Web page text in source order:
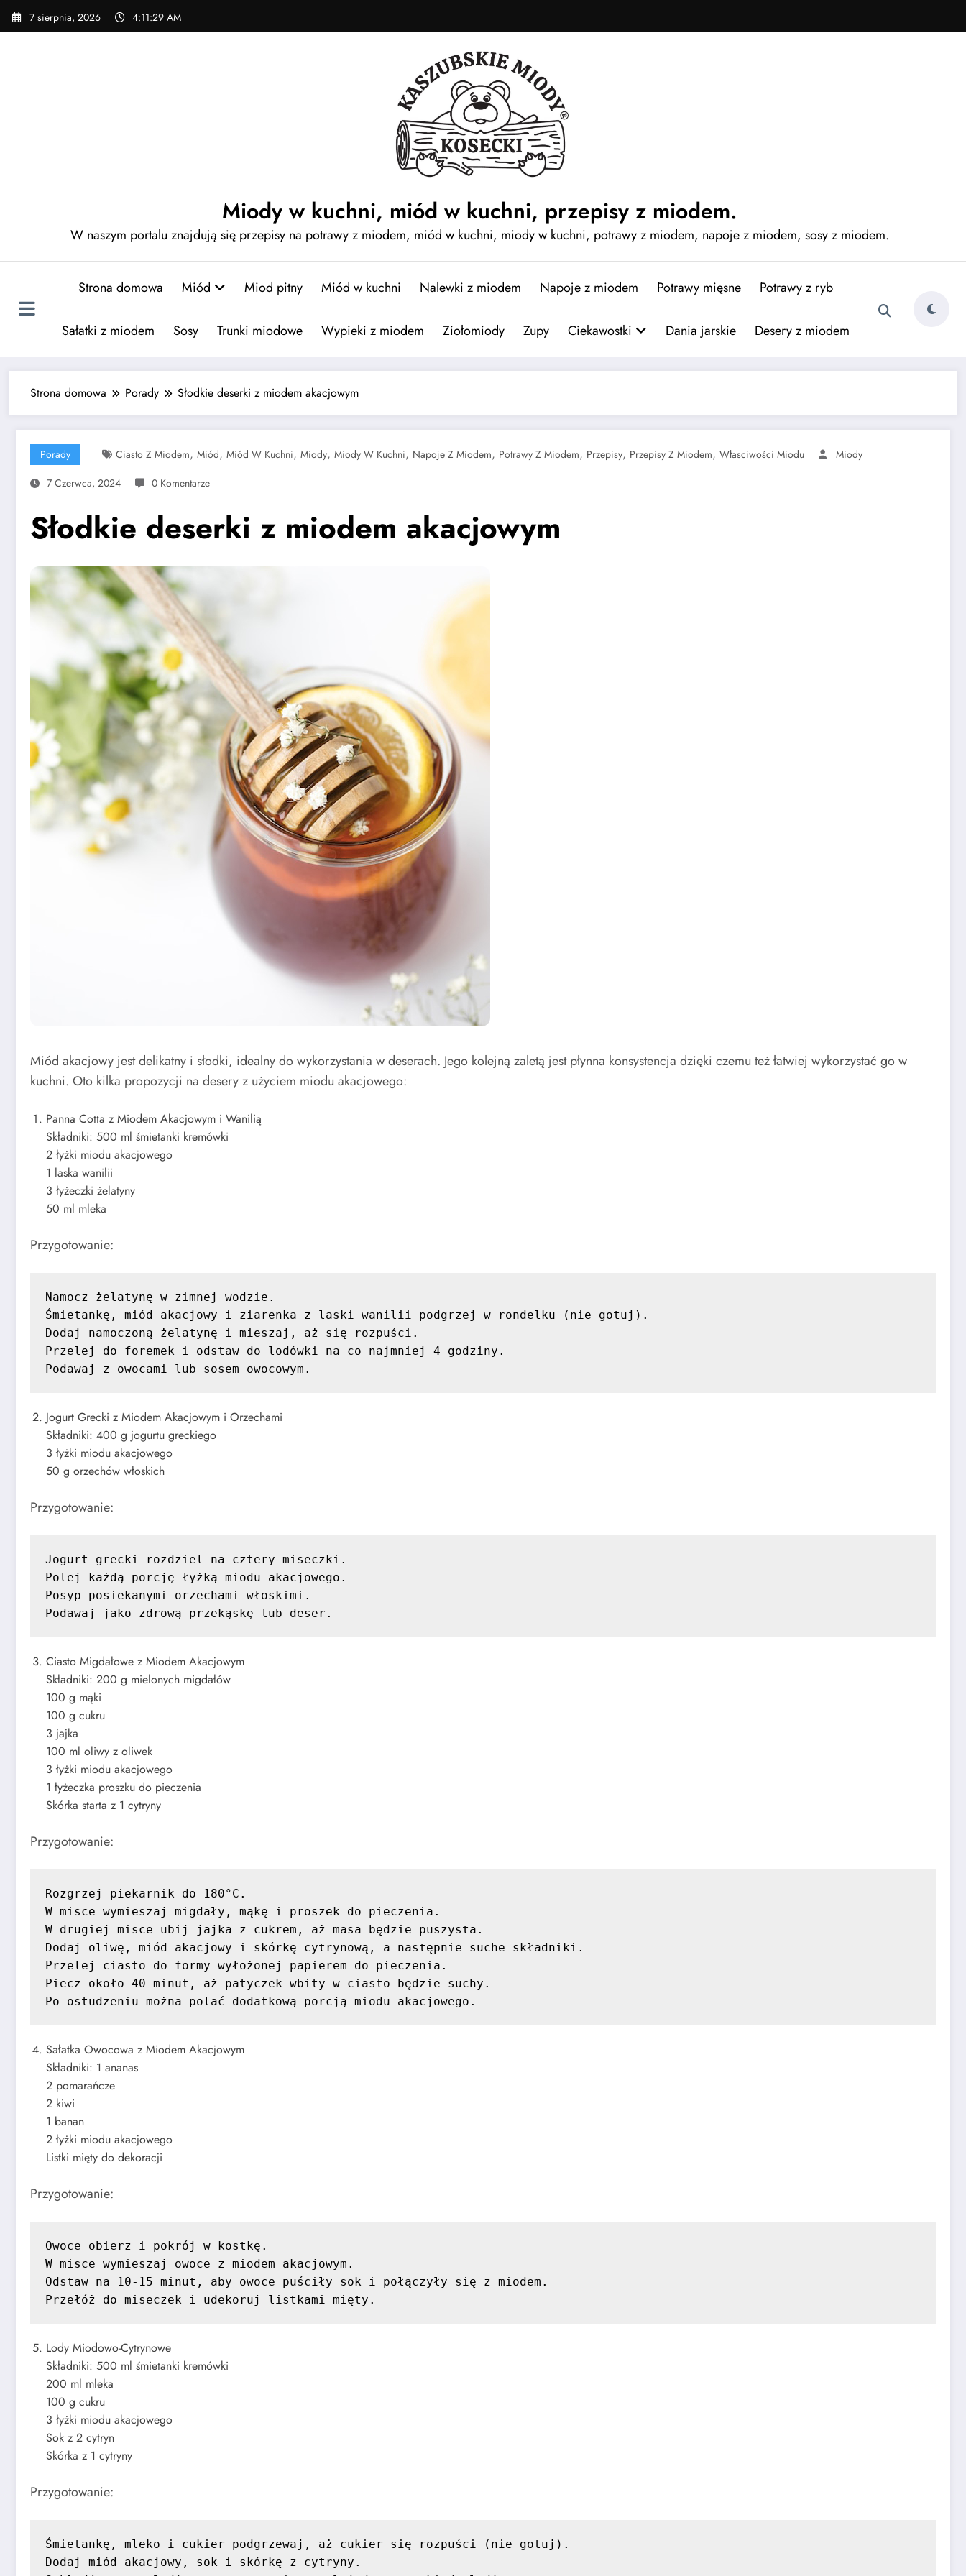
Skip
7 sierpnia, 2026 4:11:30 AM
Miody w kuchni, miód w kuchni, przepisy z miodem.
W naszym portalu znajdują się przepisy na potrawy z miodem, miód w kuchni, miody w kuchni, potrawy z miodem, napoje z miodem, sosy z miodem.
Strona domowa Miód Miod pitny Miód w kuchni Nalewki z miodem Napoje z miodem Potrawy mięsne Potrawy z ryb
Sałatki z miodem Sosy Trunki miodowe Wypieki z miodem Ziołomiody Zupy Ciekawostki Dania jarskie Desery z miodem
Strona domowa Porady Słodkie deserki z miodem akacjowym
Porady Ciasto Z Miodem, Miód, Miód W Kuchni, Miody, Miody W Kuchni, Napoje Z Miodem, Potrawy Z Miodem, Przepisy, Przepisy Z Miodem, Własciwości Miodu
Miody
7 Czerwca, 2024
0 Komentarze
Słodkie deserki z miodem akacjowym
Miód akacjowy jest delikatny i słodki, idealny do wykorzystania w deserach. Jego kolejną zaletą jest płynna konsystencja dzięki czemu też łatwiej wykorzystać go w
kuchni. Oto kilka propozycji na desery z użyciem miodu akacjowego:
Panna Cotta z Miodem Akacjowym i Wanilią
Składniki: 500 ml śmietanki kremówki
2 łyżki miodu akacjowego
1 laska wanilii
3 łyżeczki żelatyny
50 ml mleka
Przygotowanie:
Namocz żelatynę w zimnej wodzie.
Śmietankę, miód akacjowy i ziarenka z laski wanilii podgrzej w rondelku (nie gotuj).
Dodaj namoczoną żelatynę i mieszaj, aż się rozpuści.
Przelej do foremek i odstaw do lodówki na co najmniej 4 godziny.
Podawaj z owocami lub sosem owocowym.
Jogurt Grecki z Miodem Akacjowym i Orzechami
Składniki: 400 g jogurtu greckiego
3 łyżki miodu akacjowego
50 g orzechów włoskich
Przygotowanie:
Jogurt grecki rozdziel na cztery miseczki.
Polej każdą porcję łyżką miodu akacjowego.
Posyp posiekanymi orzechami włoskimi.
Podawaj jako zdrową przekąskę lub deser.
Ciasto Migdałowe z Miodem Akacjowym
Składniki: 200 g mielonych migdałów
100 g mąki
100 g cukru
3 jajka
100 ml oliwy z oliwek
3 łyżki miodu akacjowego
1 łyżeczka proszku do pieczenia
Skórka starta z 1 cytryny
Przygotowanie:
Rozgrzej piekarnik do 180°C.
W misce wymieszaj migdały, mąkę i proszek do pieczenia.
W drugiej misce ubij jajka z cukrem, aż masa będzie puszysta.
Dodaj oliwę, miód akacjowy i skórkę cytrynową, a następnie suche składniki.
Przelej ciasto do formy wyłożonej papierem do pieczenia.
Piecz około 40 minut, aż patyczek wbity w ciasto będzie suchy.
Po ostudzeniu można polać dodatkową porcją miodu akacjowego.
Sałatka Owocowa z Miodem Akacjowym
Składniki: 1 ananas
2 pomarańcze
2 kiwi
1 banan
2 łyżki miodu akacjowego
Listki mięty do dekoracji
Przygotowanie:
Owoce obierz i pokrój w kostkę.
W misce wymieszaj owoce z miodem akacjowym.
Odstaw na 10-15 minut, aby owoce puściły sok i połączyły się z miodem.
Przełóż do miseczek i udekoruj listkami mięty.
Lody Miodowo-Cytrynowe
Składniki: 500 ml śmietanki kremówki
200 ml mleka
100 g cukru
3 łyżki miodu akacjowego
Sok z 2 cytryn
Skórka z 1 cytryny
Przygotowanie:
Śmietankę, mleko i cukier podgrzewaj, aż cukier się rozpuści (nie gotuj).
Dodaj miód akacjowy, sok i skórkę z cytryny.